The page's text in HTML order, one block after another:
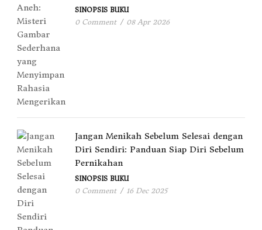
SINOPSIS BUKU
0 Comment / 08 Apr 2026
Jangan Menikah Sebelum Selesai dengan
Diri Sendiri: Panduan Siap Diri Sebelum
Pernikahan
SINOPSIS BUKU
0 Comment / 16 Dec 2025